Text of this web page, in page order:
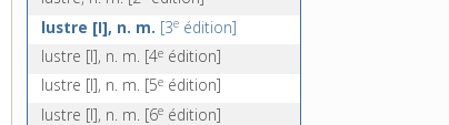
lutécium, n. m.
lustre [I], n. m. [3e édition]
lustre [I], n. m. [4e édition]
lustre [I], n. m. [5e édition]
lustre [I], n. m. [6e édition]